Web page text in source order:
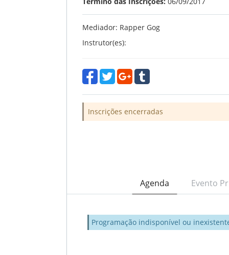
Mediador: Rapper Gog
Instrutor(es):
Inscrições encerradas
Agenda Evento
Programação indisponível ou